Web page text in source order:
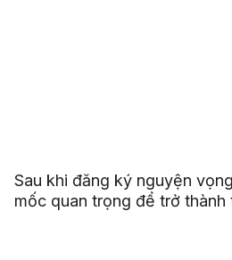
Sau khi đăng ký nguyện
mốc quan trọng để trở thành